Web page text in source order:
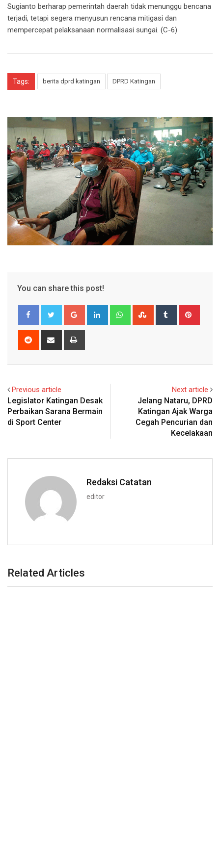
Sugianto berharap pemerintah daerah tidak menunggu bencana
terjadi, tetapi segera menyusun rencana mitigasi dan
mempercepat pelaksanaan normalisasi sungai. (C-6)
Tags: berita dprd katingan DPRD Katingan
You can share this post!
Google+ LinkedIn WhatsappStumbleUpon
Tumblr
Reddit
Share
Previous article
Legislator Katingan Desak
Perbaikan Sarana Bermain
di Sport Center
Next article
Jelang Nataru, DPRD
Katingan Ajak Warga
Cegah Pencurian dan
Kecelakaan
Redaksi Catatan
editor
Related Articles